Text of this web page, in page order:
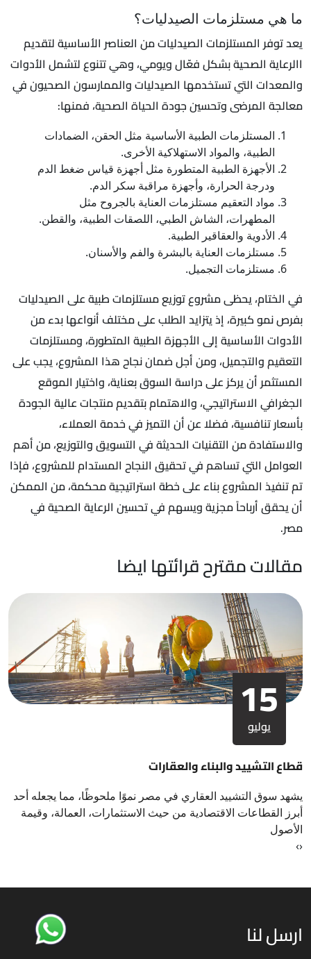
ما هي مستلزمات الصيدليات؟
يعد توفر المستلزمات الصيدليات من العناصر الأساسية لتقديم
االرعاية الصحية بشكل فعّال ويومي، وهي تتنوع لتشمل الأدوات
والمعدات التي تستخدمها الصيدليات والممارسون الصحيون في
معالجة المرضى وتحسين جودة الحياة الصحية، فمنها:
المستلزمات الطبية الأساسية مثل الحقن، الضمادات
الطبية، والمواد الاستهلاكية الأخرى.
الأجهزة الطبية المتطورة مثل أجهزة قياس ضغط الدم
ودرجة الحرارة، وأجهزة مراقبة سكر الدم.
مواد التعقيم مستلزمات العناية بالجروح مثل
المطهرات، الشاش الطبي، اللصقات الطبية، والقطن.
الأدوية والعقاقير الطبية.
مستلزمات العناية بالبشرة والفم والأسنان.
مستلزمات التجميل.
في الختام، يحظى مشروع توزيع مستلزمات طبية على الصيدليات
بفرص نمو كبيرة، إذ يتزايد الطلب على مختلف أنواعها بدء من
الأدوات الأساسية إلى الأجهزة الطبية المتطورة، ومستلزمات
التعقيم والتجميل، ومن أجل ضمان نجاح هذا المشروع، يجب على
المستثمر أن يركز على دراسة السوق بعناية، واختيار الموقع
الجغرافي الاستراتيجي، والاهتمام بتقديم منتجات عالية الجودة
بأسعار تنافسية، فضلا عن أن التميز في خدمة العملاء،
والاستفادة من التقنيات الحديثة في التسويق والتوزيع، من أهم
العوامل التي تساهم في تحقيق النجاح المستدام للمشروع، فإذا
تم تنفيذ المشروع بناء على خطة استراتيجية محكمة، من الممكن
أن يحقق أرباحاً مجزية ويسهم في تحسين الرعاية الصحية في
مصر.
مقالات مقترح قرائتها ايضا
15
يوليو
قطاع التشييد والبناء والعقارات
يشهد سوق التشييد العقاري في مصر نموًا ملحوظًا، مما يجعله أحد
أبرز القطاعات الاقتصادية من حيث الاستثمارات، العمالة، وقيمة
الأصول
‹
›
ارسل لنا